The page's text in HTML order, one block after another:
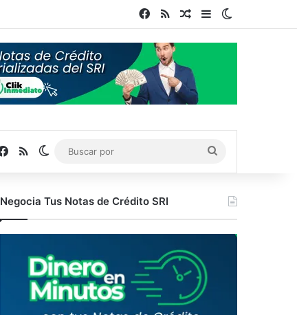
Facebook
RSS Publicación al azar
Barra lateral
Facebook
RSS Switch skin
por
Negocia Tus Notas de Crédito SRI